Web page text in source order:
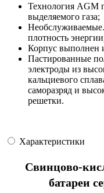
Технология AGM
выделяемого газа;
плотность
Корпус выполнен
Пастированные
электроды из
кальциевого
саморазряд и
решетки.
Характеристики
Свинцово-
батареи